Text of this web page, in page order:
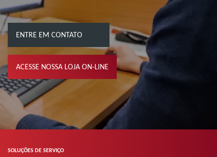
ENTRE EM CONTATO
ACESSE NOSSA LOJA ON-LINE
SOLUÇÕES DE SERVIÇO